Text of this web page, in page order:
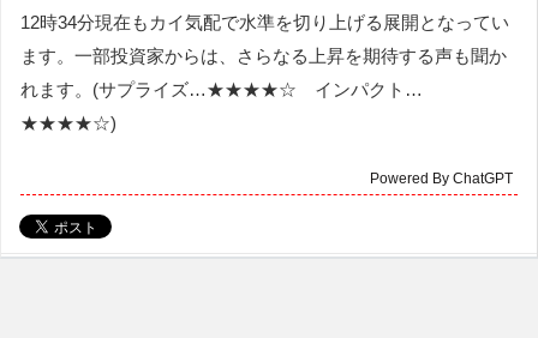
12時34分現在もカイ気配で水準を切り上げる展開となってい
ます。一部投資家からは、さらなる上昇を期待する声も聞か
れます。(サプライズ…★★★★☆ インパクト…
★★★★☆)
Powered By ChatGPT